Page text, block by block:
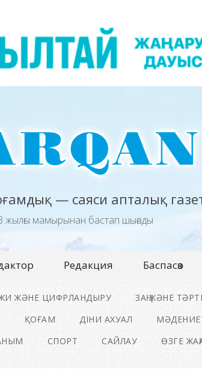
— саяси апталық
жылғы мамырынан бастап шығады
Редакция Баспасөз
ЖӘНЕ ЦИФРЛАНДЫРУ ЗАҢ ЖӘНЕ
ҚОҒАМ ДІНИ АХУАЛ
СПОРТ САЙЛАУ ӨЗГЕ